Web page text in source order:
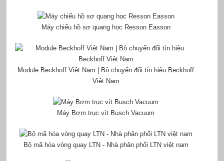
Máy chiếu hồ sơ quang học Resson Easson
Module Beckhoff Việt Nam | Bộ chuyển đổi tín hiệu Beckhoff
Việt Nam
Máy Bơm trục vít Busch Vacuum
Bộ mã hóa vòng quay LTN - Nhà phân phối LTN việt nam